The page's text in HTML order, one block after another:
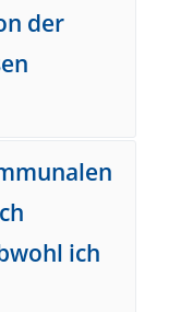
der
ich